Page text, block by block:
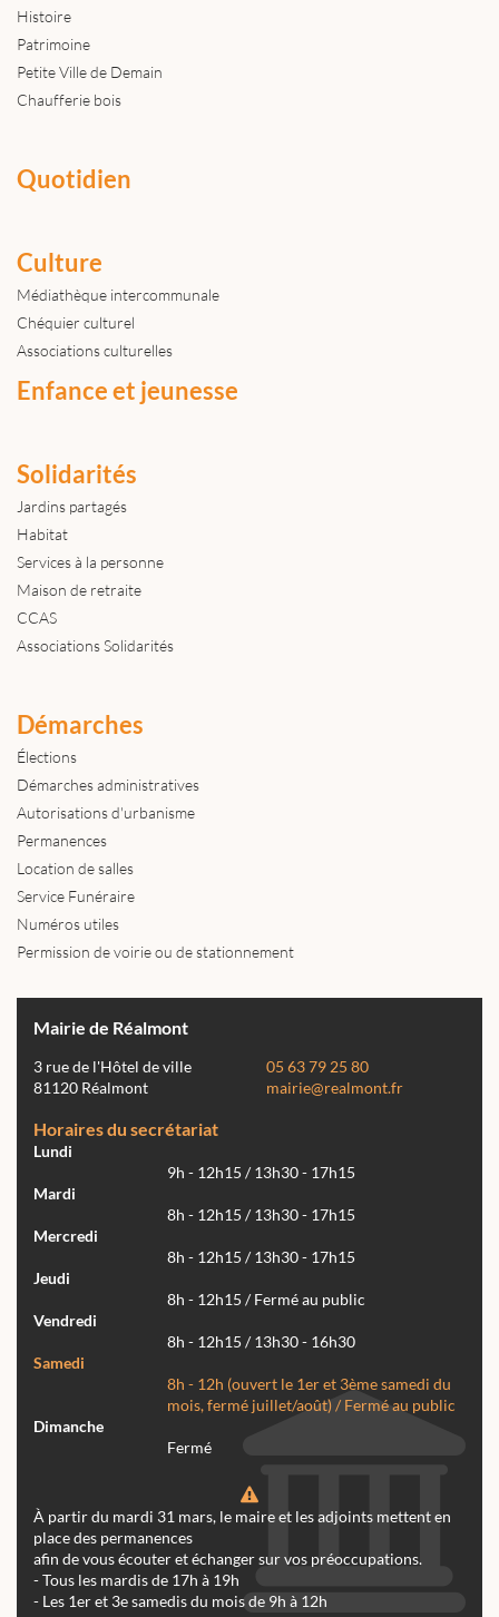
Histoire
Patrimoine
Petite Ville de Demain
Chaufferie bois
Quotidien
Culture
Médiathèque intercommunale
Chéquier culturel
Associations culturelles
Enfance et jeunesse
Solidarités
Jardins partagés
Habitat
Services à la personne
Maison de retraite
CCAS
Associations Solidarités
Démarches
Élections
Démarches administratives
Autorisations d'urbanisme
Permanences
Location de salles
Service Funéraire
Numéros utiles
Permission de voirie ou de stationnement
Mairie de Réalmont
3 rue de l'Hôtel de ville
81120 Réalmont
05 63 79 25 80
mairie@realmont.fr
Horaires du secrétariat
Lundi
9h - 12h15 / 13h30 - 17h15
Mardi
8h - 12h15 / 13h30 - 17h15
Mercredi
8h - 12h15 / 13h30 - 17h15
Jeudi
8h - 12h15 / Fermé au public
Vendredi
8h - 12h15 / 13h30 - 16h30
Samedi
8h - 12h (ouvert le 1er et 3ème samedi du
mois, fermé juillet/août) / Fermé au public
Dimanche
Fermé
À partir du mardi 31 mars, le maire et les adjoints mettent en
place des permanences
afin de vous écouter et échanger sur vos préoccupations.
- Tous les mardis de 17h à 19h
- Les 1er et 3e samedis du mois de 9h à 12h